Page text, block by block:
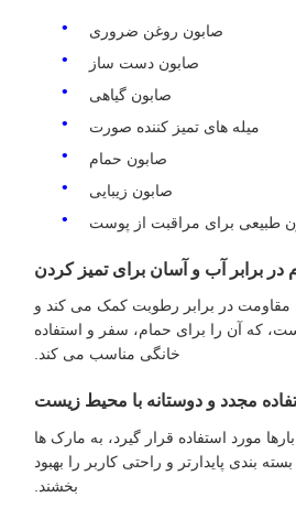
صابون روغن ضروری
صابون دست ساز
صابون گیاهی
میله های تمیز کننده صورت
صابون حمام
صابون زیبایی
طبیعی برای مراقبت از پوست
مقاومت در برابر رطوبت کمک می کند و
که آن را برای حمام، سفر و استفاده
خانگی مناسب می کند.
مورد استفاده قرار گیرد، به مارک ها
بندی پایدارتر و راحتی کاربر را بهبود
بخشند.